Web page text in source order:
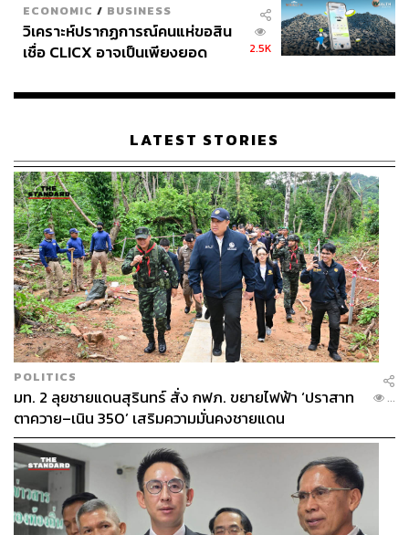
ECONOMIC / BUSINESS
วิเคราะห์ปรากฏการณ์คนแห่ขอสิน
เชื่อ CLICX อาจเป็นเพียงยอด
เรือนไทยที่ถูกซุกไว้
2.5K
LATEST STORIES
POLITICS
มท. 2 ลุยชายแดนสุรินทร์ สั่ง กฟภ. ขยายไฟฟ้า ‘ปราสาท
ตาควาย–เนิน 350’ เสริมความมั่นคงชายแดน
...